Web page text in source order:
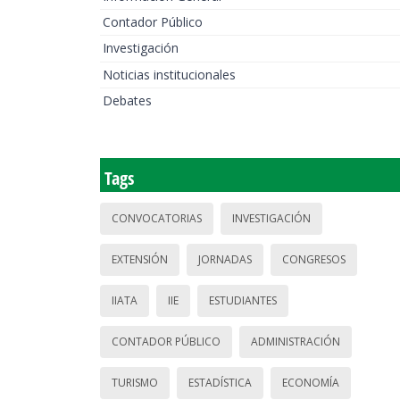
Contador Público
Investigación
Noticias institucionales
Debates
Tags
CONVOCATORIAS INVESTIGACIÓN
EXTENSIÓN JORNADAS CONGRESOS
IIATA IIE ESTUDIANTES
CONTADOR PÚBLICO ADMINISTRACIÓN
TURISMO ESTADÍSTICA ECONOMÍA